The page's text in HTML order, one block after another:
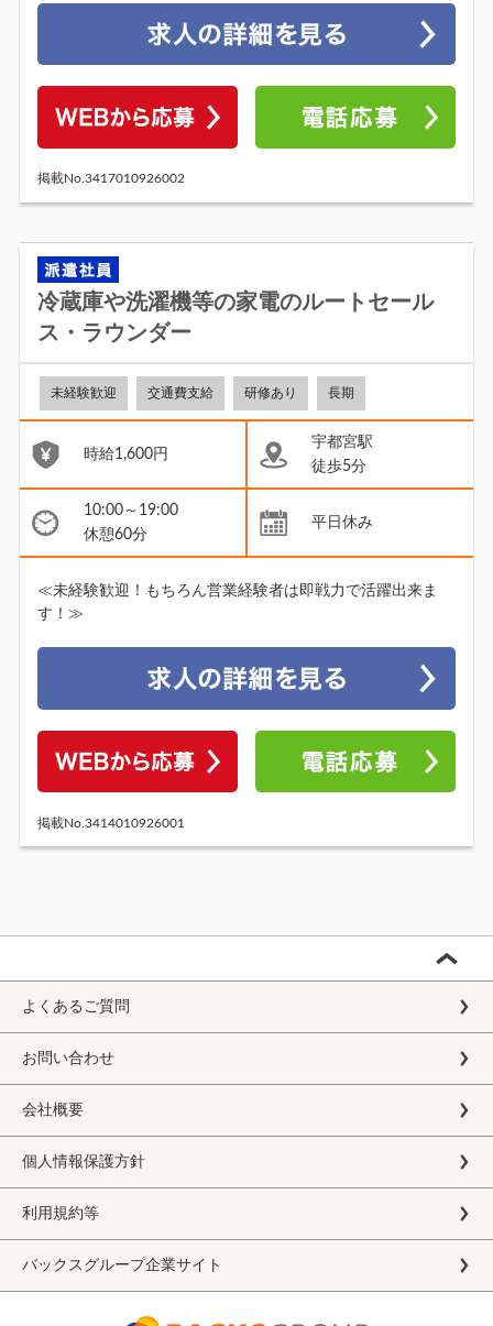
掲載No.3417010926002
冷蔵庫や洗濯機等の家電のルートセール
ス・ラウンダー
未経験歓迎 交通費支給 研修あり 長期
時給1,600円
宇都宮駅
徒歩5分
10:00～19:00
休憩60分
平日休み
≪未経験歓迎！もちろん営業経験者は即戦力で活躍出来ま
す！≫
掲載No.3414010926001
よくあるご質問
お問い合わせ
会社概要
個人情報保護方針
利用規約等
バックスグループ企業サイト